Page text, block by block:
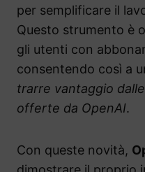
per semplificare il
Questo strumento è
gli utenti con
consentendo così a
trarre vantaggio
offerte da OpenAI.
Con queste novità,